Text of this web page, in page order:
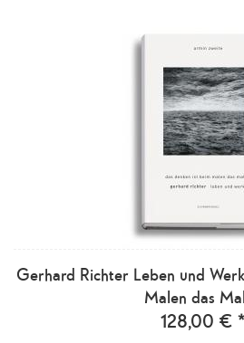
Gerhard Richter Leben und
Malen das
128,00 € *